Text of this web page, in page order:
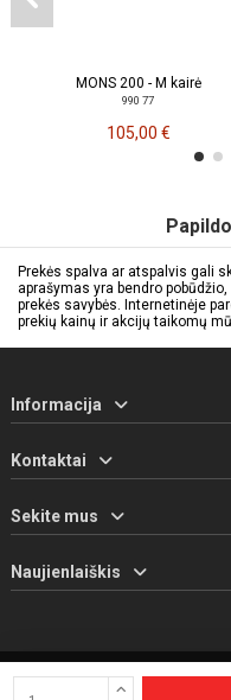
MONS 200 - M kairė
990 77
105,00 €
Prekės spalva ar atspalvis gali
aprašymas yra bendro
prekės savybės. Internetinėje
prekių kainų ir akcijų taikomų
Informacija
Kontaktai
Sekite mus
Naujienlaiškis
©